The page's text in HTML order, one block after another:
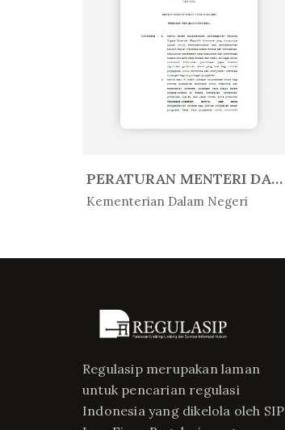
PERATURAN MENTERI DALAM NEGERI R...
Kementerian Dalam Negeri
In Peratur...
Regulasip merupakan laman
untuk pencarian regulasi
Indonesia yang dikelola oleh SIP